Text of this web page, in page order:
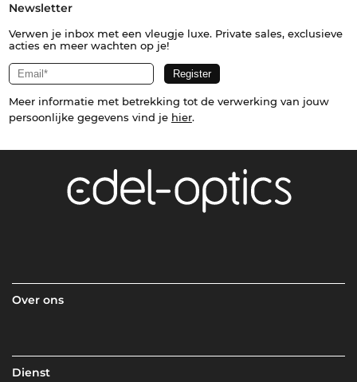
Newsletter
Verwen je inbox met een vleugje luxe. Private sales, exclusieve
acties en meer wachten op je!
Meer informatie met betrekking tot de verwerking van jouw
persoonlijke gegevens vind je hier.
Over ons
Dienst